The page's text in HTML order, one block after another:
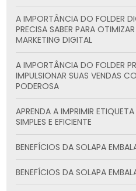
A IMPORTÂNCIA DO FOLDER DIGITAL: TUDO O QUE VOCÊ
PRECISA SABER PARA
MARKETING DIGITAL
A IMPORTÂNCIA DO FOLDER PROMOCIONAL: COMO
IMPULSIONAR SUAS VENDAS
PODEROSA
APRENDA A IMPRIMIR ETIQUETA REDONDA DE FORMA
SIMPLES E EFICIENTE
BENEFÍCIOS DA SOLAPA
BENEFÍCIOS DA SOLAPA